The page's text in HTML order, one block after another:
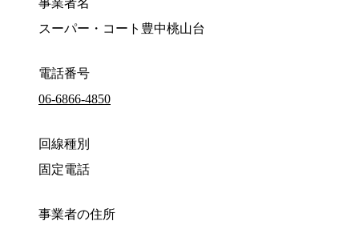
事業者名
スーパー・コート豊中桃山台
電話番号
06-6866-4850
回線種別
固定電話
事業者の住所